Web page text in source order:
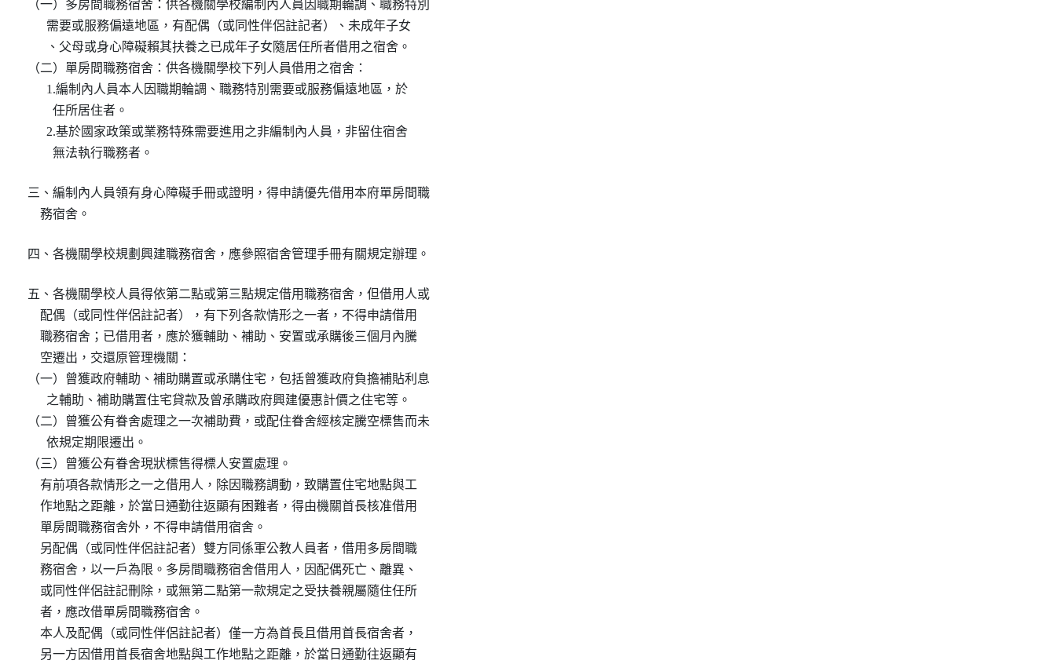
（一）多房間職務宿舍：供各機關學校編制內人員因職期輪調、職務特別
      需要或服務偏遠地區，有配偶（或同性伴侶註記者）、未成年子女
      、父母或身心障礙賴其扶養之已成年子女隨居任所者借用之宿舍。
（二）單房間職務宿舍：供各機關學校下列人員借用之宿舍：
      1.編制內人員本人因職期輪調、職務特別需要或服務偏遠地區，於
        任所居住者。
      2.基於國家政策或業務特殊需要進用之非編制內人員，非留住宿舍
        無法執行職務者。
三、編制內人員領有身心障礙手冊或證明，得申請優先借用本府單房間職
    務宿舍。
四、各機關學校規劃興建職務宿舍，應參照宿舍管理手冊有關規定辦理。
五、各機關學校人員得依第二點或第三點規定借用職務宿舍，但借用人或
    配偶（或同性伴侶註記者），有下列各款情形之一者，不得申請借用
    職務宿舍；已借用者，應於獲輔助、補助、安置或承購後三個月內騰
    空遷出，交還原管理機關：
（一）曾獲政府輔助、補助購置或承購住宅，包括曾獲政府負擔補貼利息
      之輔助、補助購置住宅貸款及曾承購政府興建優惠計價之住宅等。
（二）曾獲公有眷舍處理之一次補助費，或配住眷舍經核定騰空標售而未
      依規定期限遷出。
（三）曾獲公有眷舍現狀標售得標人安置處理。
    有前項各款情形之一之借用人，除因職務調動，致購置住宅地點與工
    作地點之距離，於當日通勤往返顯有困難者，得由機關首長核准借用
    單房間職務宿舍外，不得申請借用宿舍。
    另配偶（或同性伴侶註記者）雙方同係軍公教人員者，借用多房間職
    務宿舍，以一戶為限。多房間職務宿舍借用人，因配偶死亡、離異、
    或同性伴侶註記刪除，或無第二點第一款規定之受扶養親屬隨住任所
    者，應改借單房間職務宿舍。
    本人及配偶（或同性伴侶註記者）僅一方為首長且借用首長宿舍者，
    另一方因借用首長宿舍地點與工作地點之距離，於當日通勤往返顯有